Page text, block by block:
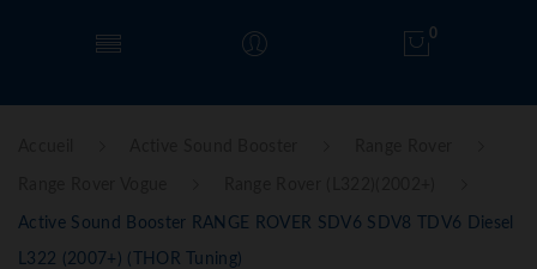
0
Active Sound Booster RANGE ROVER SDV6 SDV8 TDV6 Diesel
L322 (2007+) (THOR Tuning)